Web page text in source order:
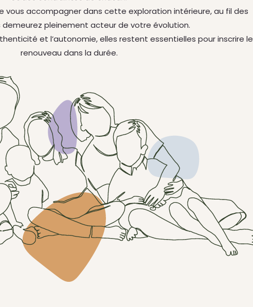
vous accompagner dans cette exploration intérieure, au fil des
demeurez pleinement acteur de votre évolution.
et l’autonomie, elles restent essentielles pour inscrire le
renouveau dans la durée.